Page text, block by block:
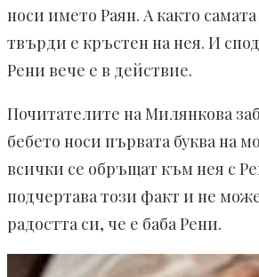
носи името Раян. А както
твърди е кръстен на нея. И
Рени вече е в действие.
Почитателите на Милянкова
бебето носи първата буква на
всички се обръщат към нея с
подчертава този факт и не
радостта си, че е баба Рени.